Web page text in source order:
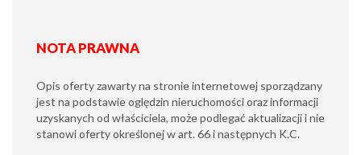
NOTA PRAWNA
Opis oferty zawarty na stronie internetowej sporządzany
jest na podstawie oględzin nieruchomości oraz informacji
uzyskanych od właściciela, może podlegać aktualizacji i nie
stanowi oferty określonej w art. 66 i następnych K.C.